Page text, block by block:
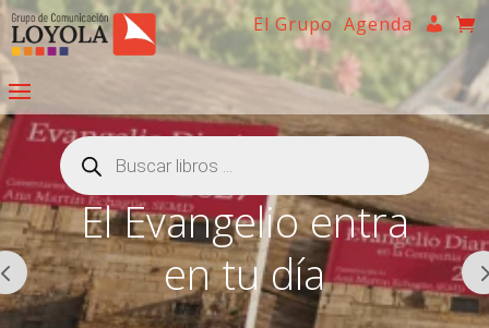
El Grupo Agenda
Búsqueda
de
productos
El Evangelio entra
en tu día